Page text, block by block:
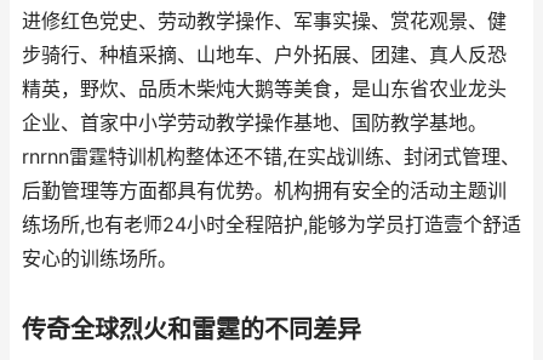
进修红色党史、劳动教学操作、军事实操、赏花观景、健
步骑行、种植采摘、山地车、户外拓展、团建、真人反恐
精英，野炊、品质木柴炖大鹅等美食，是山东省农业龙头
企业、首家中小学劳动教学操作基地、国防教学基地。
rnrnn雷霆特训机构整体还不错,在实战训练、封闭式管理、
后勤管理等方面都具有优势。机构拥有安全的活动主题训
练场所,也有老师24小时全程陪护,能够为学员打造壹个舒适
安心的训练场所。
传奇全球烈火和雷霆的不同差异